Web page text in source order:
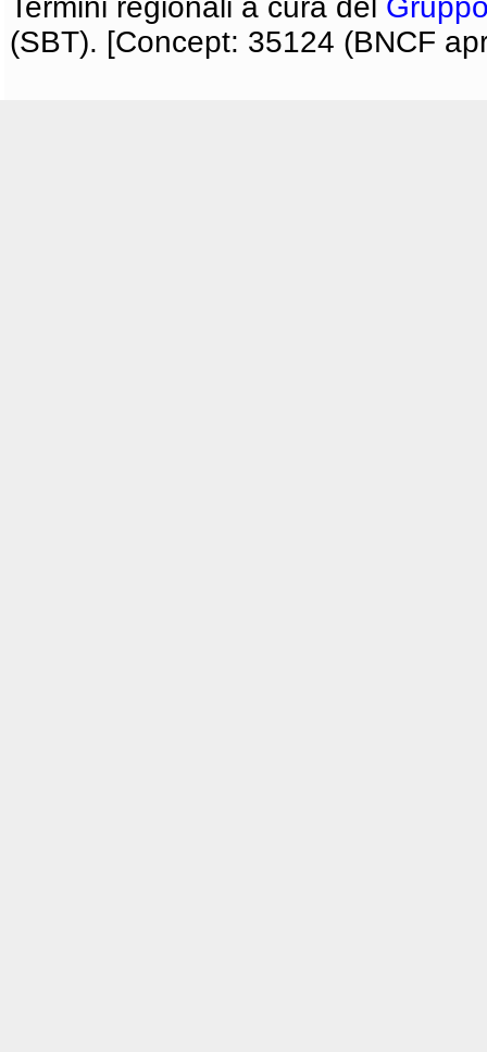
Termini regionali a cura del
(SBT). [Concept: 35124 (BNCF